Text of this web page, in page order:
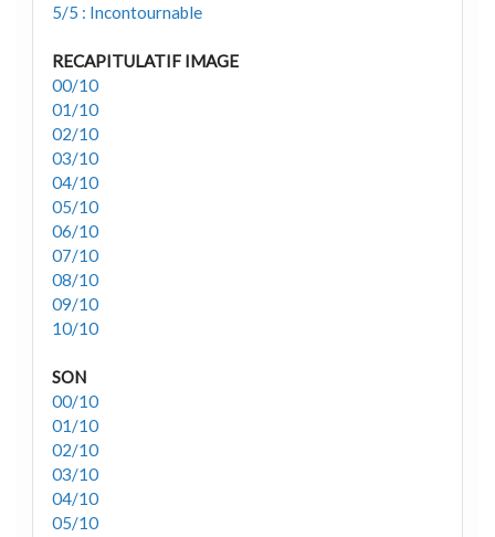
5/5 : Incontournable
RECAPITULATIF IMAGE
00/10
01/10
02/10
03/10
04/10
05/10
06/10
07/10
08/10
09/10
10/10
SON
00/10
01/10
02/10
03/10
04/10
05/10